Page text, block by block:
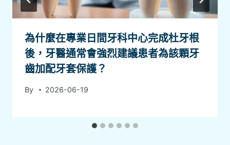
為什麼在專業日間牙科中心完成杜牙根
後，牙醫通常會強烈建議患者為該顆牙
齒加配牙套保護？
By 2026-06-19